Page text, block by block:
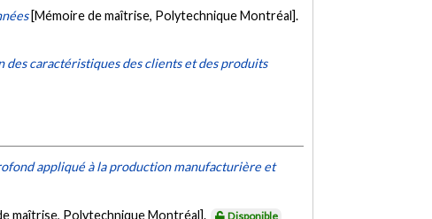
[Mémoire de maîtrise, Polytechnique Montréal].
caractéristiques des clients et des produits
appliqué à la production manufacturière et
maîtrise, Polytechnique Montréal]. Disponible